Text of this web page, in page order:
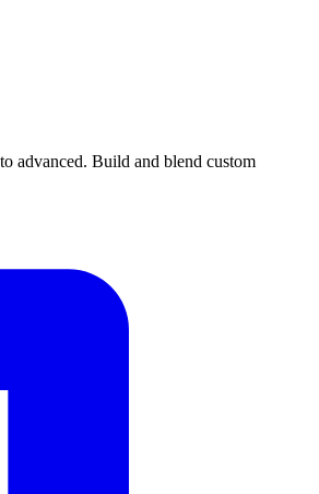
advanced. Build and blend custom